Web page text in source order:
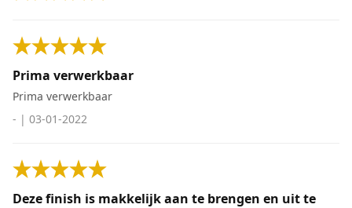
Prima verwerkbaar
Prima verwerkbaar
- | 03-01-2022
Deze finish is makkelijk aan te brengen en uit te